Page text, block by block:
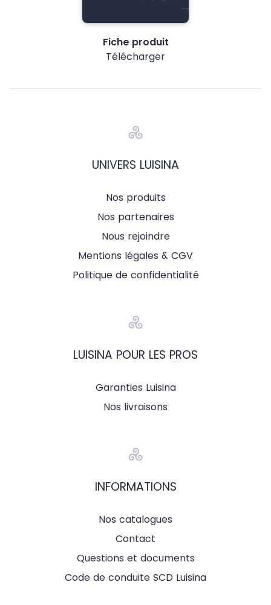
Fiche produit
Télécharger
UNIVERS LUISINA
Nos produits
Nos partenaires
Nous rejoindre
Mentions légales & CGV
Politique de confidentialité
LUISINA POUR LES PROS
Garanties Luisina
Nos livraisons
INFORMATIONS
Nos catalogues
Contact
Questions et documents
Code de conduite SCD Luisina